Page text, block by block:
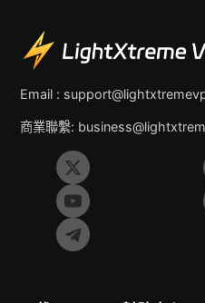
Email :
商業聯繫: